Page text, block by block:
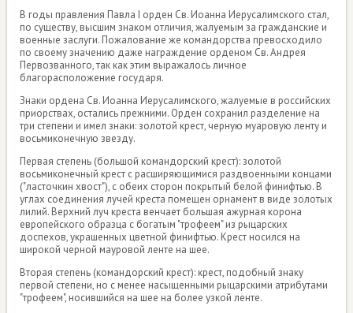
В годы правления Павла I орден Св. Иоанна Иерусалимского стал,
по существу, высшим знаком отличия, жалуемым за гражданские и
военные заслуги. Пожалование же командорства превосходило
по своему значению даже награждение орденом Св. Андрея
Первозванного, так как этим выражалось личное
благорасположение государя.
Знаки ордена Св. Иоанна Иерусалимского, жалуемые в российских
приорствах, остались прежними. Орден сохранил разделение на
три степени и имел знаки: золотой крест, черную муаровую ленту и
восьмиконечную звезду.
Первая степень (большой командорский крест): золотой
восьмиконечный крест с расширяющимися раздвоенными концами
("ласточкин хвост"), с обеих сторон покрытый белой финифтью. В
углах соединения лучей креста помещен орнамент в виде золотых
лилий. Верхний луч креста венчает большая ажурная корона
европейского образца с богатым "трофеем" из рыцарских
доспехов, украшенных цветной финифтью. Крест носился на
широкой черной мауровой ленте на шее.
Вторая степень (командорский крест): крест, подобный знаку
первой степени, но с менее насыщенными рыцарскими атрибутами
"трофеем", носившийся на шее на более узкой ленте.